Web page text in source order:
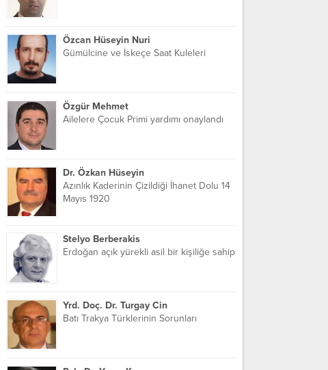
Özcan Hüseyin Nuri
Gümülcine ve İskeçe Saat Kuleleri
Özgür Mehmet
Ailelere Çocuk Primi yardımı onaylandı
Dr. Özkan Hüseyin
Azınlık Kaderinin Çizildiği İhanet Dolu 14
Mayıs 1920
Stelyo Berberakis
Erdoğan açık yürekli asil bir kişiliğe sahip
Yrd. Doç. Dr. Turgay Cin
Batı Trakya Türklerinin Sorunları